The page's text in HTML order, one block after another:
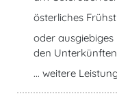
österliches
oder
den
... weitere